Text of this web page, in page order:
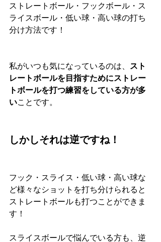
ストレートボール・フックボール・ス
ライスボール・低い球・高い球の打ち
分け方法です！
私がいつも気になっているのは、
スト
レートボールを目指すためにストレー
トボールを打つ練習をしている方が多
いことです。
しかしそれは逆ですね！
フック・スライス・低い球・高い球な
ど様々なショットを打ち分けられると
ストレートボールも打つことができま
す！
スライスボールで悩んでいる方も、逆